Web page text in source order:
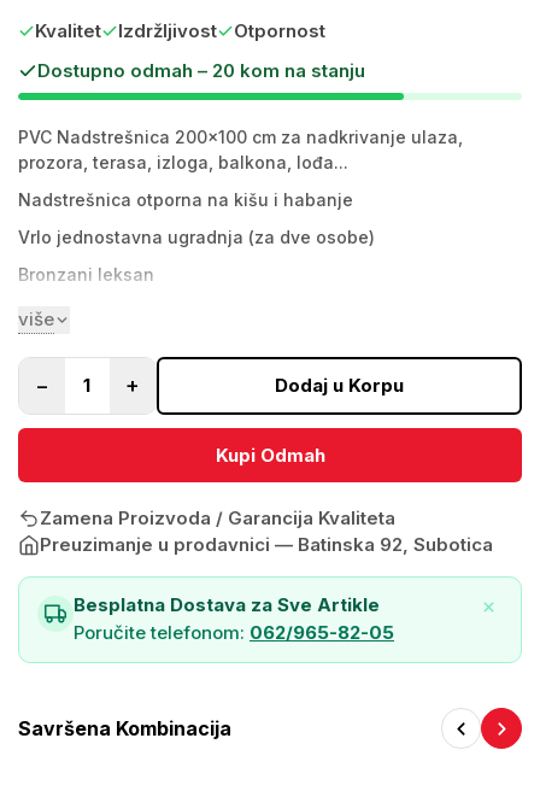
Kvalitet Izdržljivost
Otpornost
Dostupno odmah – 20 kom na stanju
PVC Nadstrešnica 200x100 cm za nadkrivanje ulaza,
prozora, terasa, izloga, balkona, lođa...
Nadstrešnica otporna na kišu i habanje
Vrlo jednostavna ugradnja (za dve osobe)
Bronzani leksan
Materijal
Nosač dimenzije:
Širina
58 mm
280 mm
Raspon između rupa
185 mm
Prečnik rupe
13 mm
NAPOMENA
Nadstrešnica dolazi u
delovima i potrebno je
više
− 1 + Dodaj u Korpu
Kupi Odmah
Zamena Proizvoda / Garancija Kvaliteta
Preuzimanje u prodavnici — Batinska 92, Subotica
Besplatna Dostava za Sve Artikle
Poručite telefonom: 062/965-82-05
Savršena Kombinacija